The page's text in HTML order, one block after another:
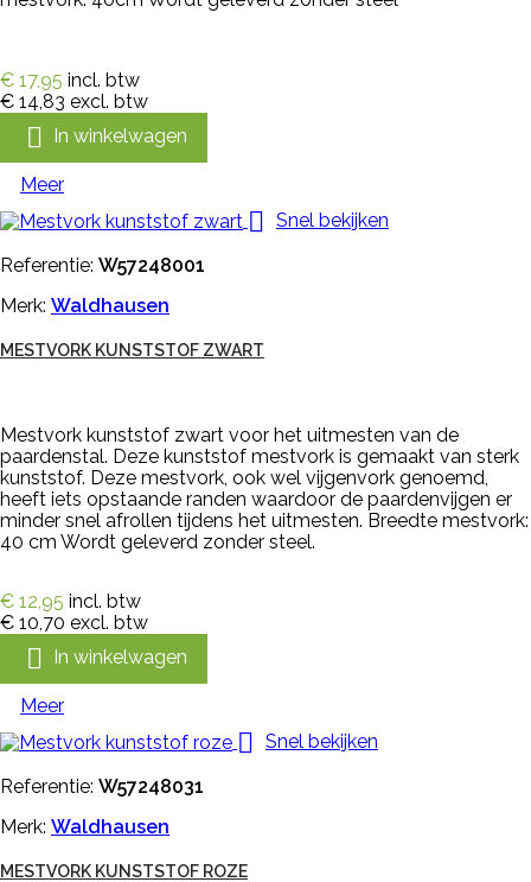
€ 17,95 incl. btw
€ 14,83 excl. btw
 In winkelwagen
Meer
 Snel bekijken
Referentie: W57248001
Merk: Waldhausen
MESTVORK KUNSTSTOF ZWART
Mestvork kunststof zwart voor het uitmesten van de
paardenstal. Deze kunststof mestvork is gemaakt van sterk
kunststof. Deze mestvork, ook wel vijgenvork genoemd,
heeft iets opstaande randen waardoor de paardenvijgen er
minder snel afrollen tijdens het uitmesten. Breedte mestvork:
40 cm Wordt geleverd zonder steel.
€ 12,95 incl. btw
€ 10,70 excl. btw
 In winkelwagen
Meer
 Snel bekijken
Referentie: W57248031
Merk: Waldhausen
MESTVORK KUNSTSTOF ROZE